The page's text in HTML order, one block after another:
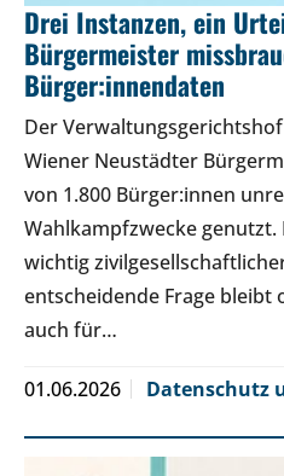
Drei Instanzen, ein
Bürgermeister
Bürger:innendaten
Der
Wiener Neustädter
von 1.800 Bürger:innen
Wahlkampfzwecke genutzt.
wichtig
entscheidende Frage bleibt
auch für…
01.06.2026 Datenschutz